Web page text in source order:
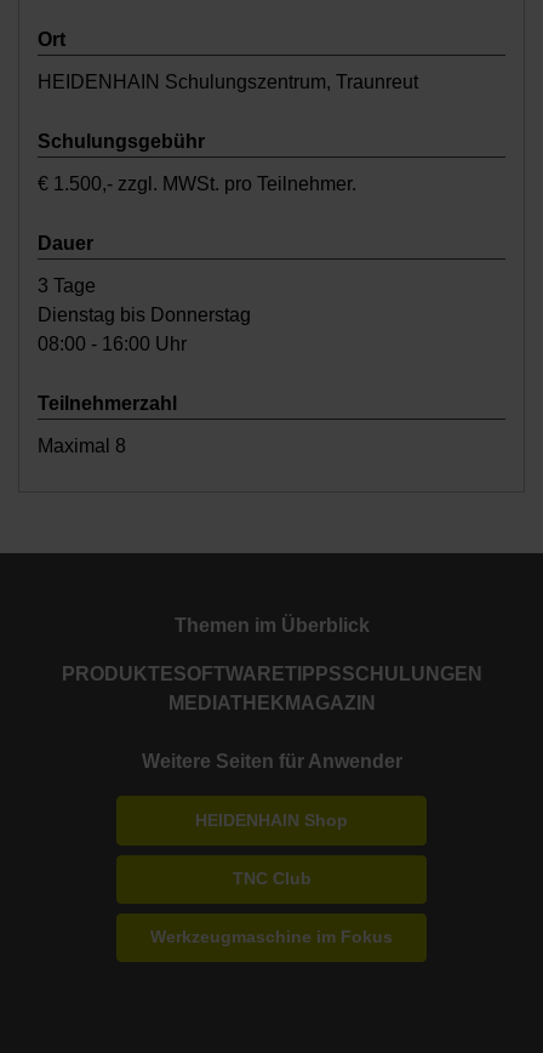
Ort
HEIDENHAIN Schulungszentrum, Traunreut
Schulungsgebühr
€ 1.500,- zzgl. MWSt. pro Teilnehmer.
Dauer
3 Tage
Dienstag bis Donnerstag
08:00 - 16:00 Uhr
Teilnehmerzahl
Maximal 8
Themen im Überblick
PRODUKTESOFTWARETIPPSSCHULUNGEN
MEDIATHEK MAGAZIN
Weitere Seiten für Anwender
HEIDENHAIN Shop
TNC Club
Werkzeugmaschine im Fokus